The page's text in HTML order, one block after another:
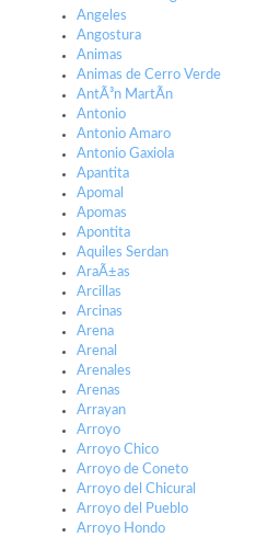
Angeles
Angostura
Animas
Animas de Cerro Verde
AntÃ³n MartÃ­n
Antonio
Antonio Amaro
Antonio Gaxiola
Apantita
Apomal
Apomas
Apontita
Aquiles Serdan
AraÃ±as
Arcillas
Arcinas
Arena
Arenal
Arenales
Arenas
Arrayan
Arroyo
Arroyo Chico
Arroyo de Coneto
Arroyo del Chicural
Arroyo del Pueblo
Arroyo Hondo